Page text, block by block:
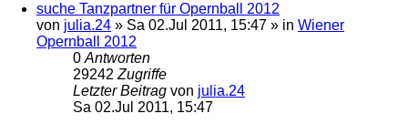
suche Tanzpartner für Opernball 2012
von julia.24 » Sa 02.Jul 2011, 15:47 » in Wiener
Opernball 2012
0 Antworten
29242 Zugriffe
Letzter Beitrag von julia.24
Sa 02.Jul 2011, 15:47